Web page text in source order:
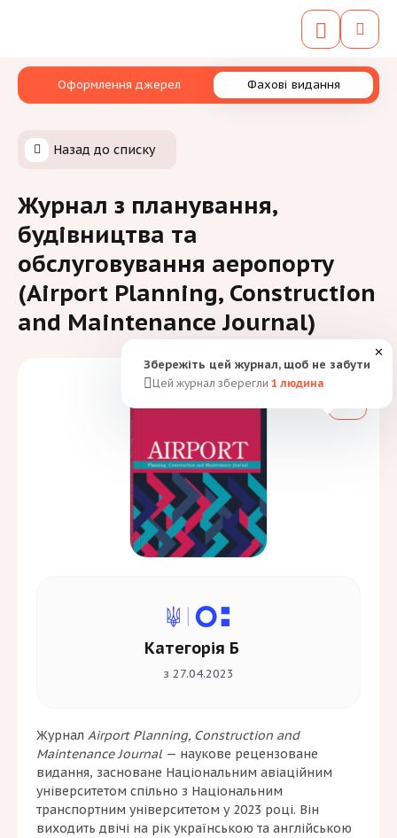
Оформлення джерел Фахові видання
Назад до списку
Журнал з планування,
будівництва та
обслуговування аеропорту
(Airport Planning, Construction
and Maintenance Journal)
Журнал Airport Planning, Construction and
Maintenance Journal — наукове рецензоване
видання, засноване Національним авіаційним
університетом спільно з Національним
транспортним університетом у 2023 році. Він
виходить двічі на рік українською та англійською
Категорія Б
з 27.04.2023
Збережіть цей журнал, щоб не забути
Цей журнал зберегли 1 людина
✕